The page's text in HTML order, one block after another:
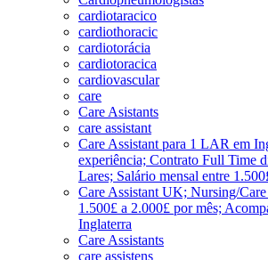
cardiotaracico
cardiothoracic
cardiotorácia
cardiotoracica
cardiovascular
care
Care Asistants
care assistant
Care Assistant para 1 LAR em
experiência; Contrato Full Time
Lares; Salário mensal entre
Care Assistant UK; Nursing/
1.500£ a 2.000£ por mês;
Inglaterra
Care Assistants
care assistens